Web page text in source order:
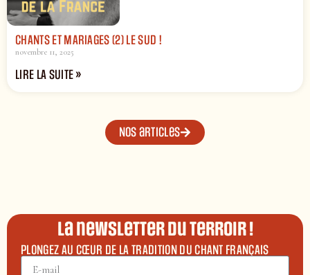
CHANTS ET MARIAGES (2) LE SUD !
novembre 11, 2025
LIRE LA SUITE »
Nos articles
La newsletter du terroir !
PLONGEZ AU CŒUR DE LA TRADITION DU CHANT FRANÇAIS